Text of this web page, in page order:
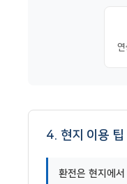
4. 현지 이용 팁
환전은 현지에서